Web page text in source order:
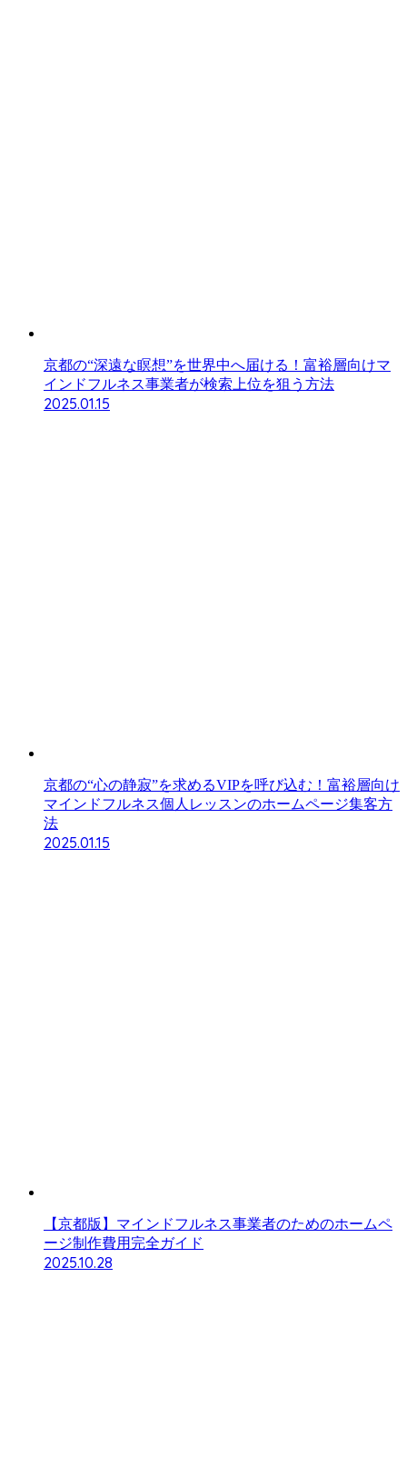
京都の“深遠な瞑想”を世界中へ届ける！富裕層向けマ
インドフルネス事業者が検索上位を狙う方法
2025.01.15
京都の“心の静寂”を求めるVIPを呼び込む！富裕層向け
マインドフルネス個人レッスンのホームページ集客方
法
2025.01.15
【京都版】マインドフルネス事業者のためのホームペ
ージ制作費用完全ガイド
2025.10.28